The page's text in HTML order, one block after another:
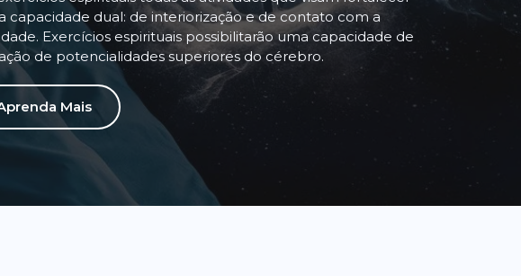
capacidade dual: de interiorização e de contato com a
Exercícios espirituais possibilitarão uma capacidade de
de potencialidades superiores do cérebro.
Mais